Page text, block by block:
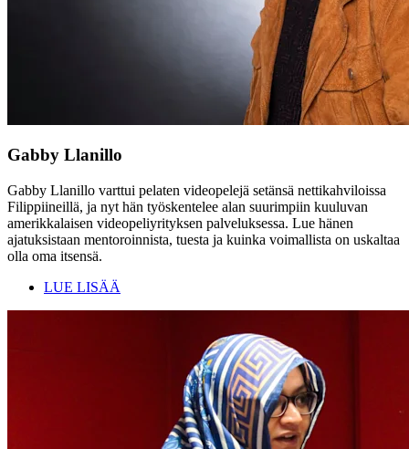
Gabby Llanillo
Gabby Llanillo varttui pelaten videopelejä setänsä nettikahviloissa
Filippiineillä, ja nyt hän työskentelee alan suurimpiin kuuluvan
amerikkalaisen videopeliyrityksen palveluksessa. Lue hänen
ajatuksistaan mentoroinnista, tuesta ja kuinka voimallista on uskaltaa
olla oma itsensä.
LUE LISÄÄ